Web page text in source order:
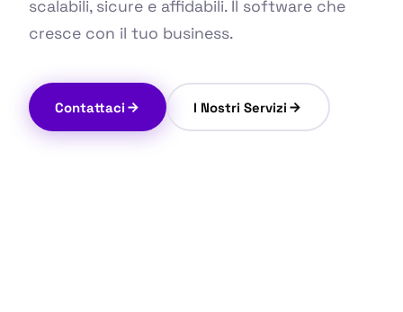
scalabili, sicure e affidabili. Il software che
cresce con il tuo business.
Contattaci I Nostri Servizi